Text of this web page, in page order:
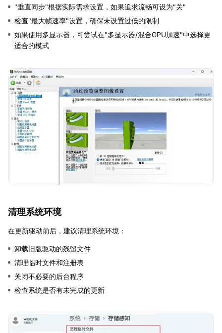
"垂直同步"根据实际需求设置，如果追求流畅可设为"关"
检查"最大帧速率"设置，确保未设置过低的限制
如果使用多显示器，可尝试在"多显示器/混合GPU加速"中选择更
适合的模式
清理系统环境
在更新驱动前后，建议清理系统环境：
卸载旧版驱动的残留文件
清理临时文件和注册表
关闭不必要的后台程序
检查系统是否有未完成的更新